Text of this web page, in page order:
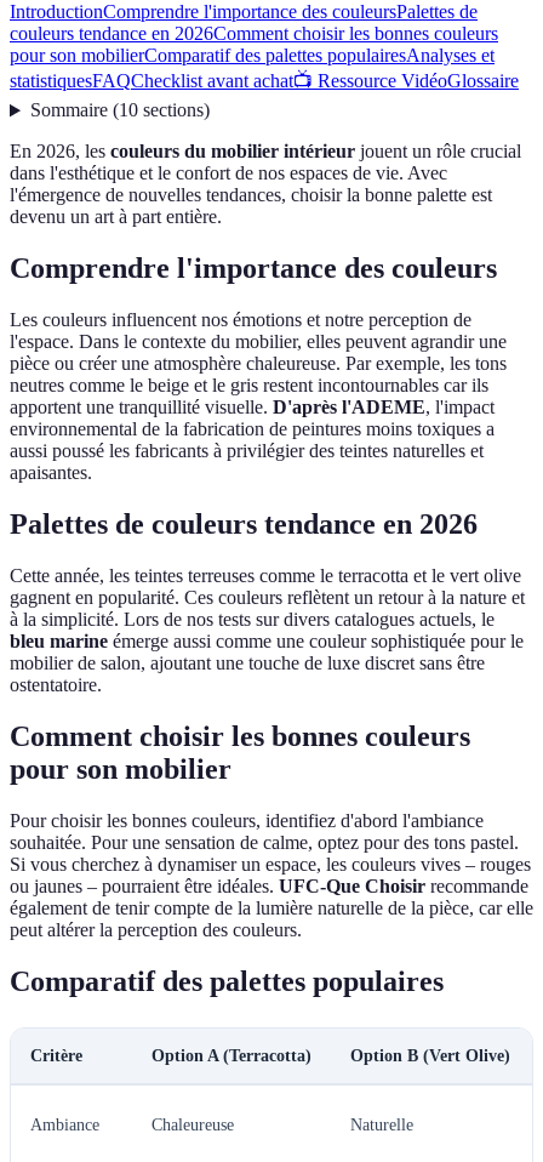
IntroductionComprendre l'importance des couleursPalettes de
couleurs tendance en 2026Comment choisir les bonnes couleurs
pour son mobilierComparatif des palettes populairesAnalyses et
statistiquesFAQChecklist avant achat📺 Ressource VidéoGlossaire
Sommaire(10 sections)
En 2026, les couleurs du mobilier intérieur jouent un rôle crucial
dans l'esthétique et le confort de nos espaces de vie. Avec
l'émergence de nouvelles tendances, choisir la bonne palette est
devenu un art à part entière.
Comprendre l'importance des couleurs
Les couleurs influencent nos émotions et notre perception de
l'espace. Dans le contexte du mobilier, elles peuvent agrandir une
pièce ou créer une atmosphère chaleureuse. Par exemple, les tons
neutres comme le beige et le gris restent incontournables car ils
apportent une tranquillité visuelle. D'après l'ADEME, l'impact
environnemental de la fabrication de peintures moins toxiques a
aussi poussé les fabricants à privilégier des teintes naturelles et
apaisantes.
Palettes de couleurs tendance en 2026
Cette année, les teintes terreuses comme le terracotta et le vert olive
gagnent en popularité. Ces couleurs reflètent un retour à la nature et
à la simplicité. Lors de nos tests sur divers catalogues actuels, le
bleu marine émerge aussi comme une couleur sophistiquée pour le
mobilier de salon, ajoutant une touche de luxe discret sans être
ostentatoire.
Comment choisir les bonnes couleurs
pour son mobilier
Pour choisir les bonnes couleurs, identifiez d'abord l'ambiance
souhaitée. Pour une sensation de calme, optez pour des tons pastel.
Si vous cherchez à dynamiser un espace, les couleurs vives – rouges
ou jaunes – pourraient être idéales. UFC-Que Choisir recommande
également de tenir compte de la lumière naturelle de la pièce, car elle
peut altérer la perception des couleurs.
Comparatif des palettes populaires
Critère Option A (Terracotta) Option B (Vert Olive)
Ambiance Chaleureuse Naturelle